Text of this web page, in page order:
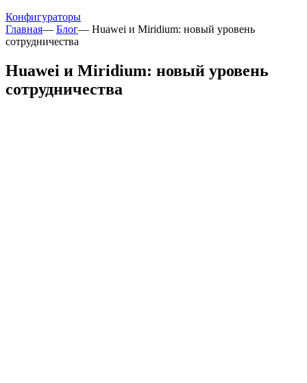
Конфигураторы
Главная— Блог— Huawei и Miridium: новый уровень
сотрудничества
Huawei и Miridium: новый уровень
сотрудничества